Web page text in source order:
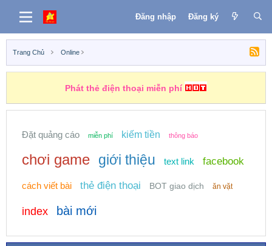
Đăng nhập Đăng ký
Trang Chủ Online
Những nhiệm vụ kiếm tiền
Đặt quảng cáo miễn phí kiếm tiền thông báo
chơi game giới thiệu text link facebook
cách viết bài thẻ điện thoại BOT giao dịch ăn vặt
index bài mới